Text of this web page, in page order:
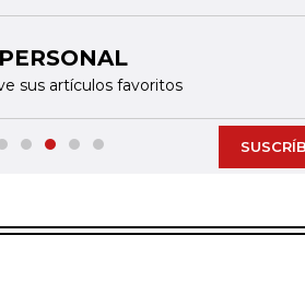
sus artículos favoritos